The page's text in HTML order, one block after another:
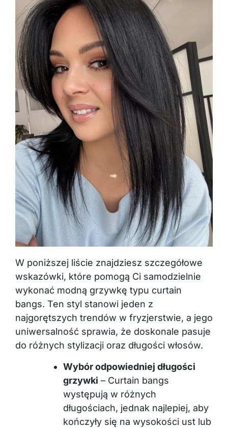
W poniższej liście znajdziesz szczegółowe
wskazówki, które pomogą Ci samodzielnie
wykonać modną grzywkę typu curtain
bangs. Ten styl stanowi jeden z
najgorętszych trendów w fryzjerstwie, a jego
uniwersalność sprawia, że doskonale pasuje
do różnych stylizacji oraz długości włosów.
Wybór odpowiedniej długości
grzywki – Curtain bangs
występują w różnych
długościach, jednak najlepiej, aby
kończyły się na wysokości ust lub